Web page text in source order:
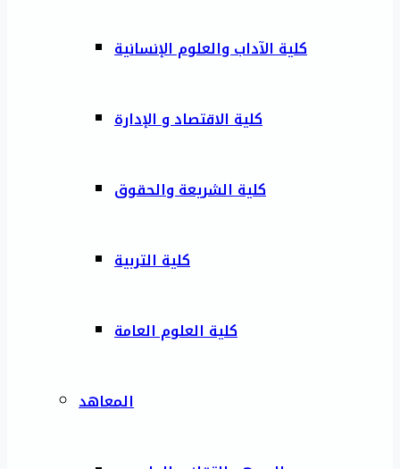
كلية الآداب والعلوم الإنسانية
كلية الاقتصاد و الإدارة
كلية الشريعة والحقوق
كلية التربية
كلية العلوم العامة
المعاهد